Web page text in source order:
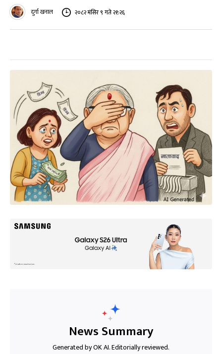
दुर्गा खनाल २०८२ मंसिर ९ गते २१:२६
News Summary
Generated by OK AI. Editorially reviewed.